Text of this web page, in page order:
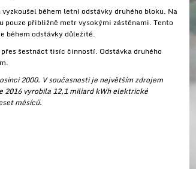
během letní odstávky druhého bloku. Na
přibližně metr vysokými zástěnami. Tento
během odstávky důležité.
šestnáct tisíc činností. Odstávka druhého
2000. V současnosti je největším zdrojem
2016 vyrobila 12,1 miliard kWh elektrické
měsíců.